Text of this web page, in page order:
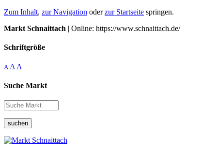
Zum Inhalt, zur Navigation oderzur Startseite springen.
Markt Schnaittach | Online: https://www.schnaittach.de/
Schriftgröße
A A A
Suche Markt
suchen